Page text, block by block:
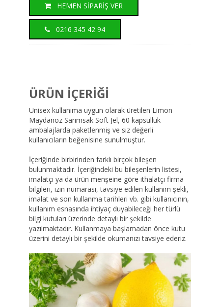
HEMEN SİPARİŞ VER
0216 345 42 94
ÜRÜN İÇERİĞİ
Unisex kullanıma uygun olarak üretilen Limon
Maydanoz Sarımsak Soft Jel, 60 kapsüllük
ambalajlarda paketlenmiş ve siz değerli
kullanıcıların beğenisine sunulmuştur.
İçeriğinde birbirinden farklı birçok bileşen
bulunmaktadır. İçeriğindeki bu bileşenlerin listesi,
imalatçı ya da ürün menşeine göre ithalatçı firma
bilgileri, izin numarası, tavsiye edilen kullanım şekli,
imalat ve son kullanma tarihleri vb. gibi kullanıcının,
kullanım esnasında ihtiyaç duyabileceği her türlü
bilgi kutuları üzerinde detaylı bir şekilde
yazılmaktadır. Kullanmaya başlamadan önce kutu
üzerini detaylı bir şekilde okumanızı tavsiye ederiz.